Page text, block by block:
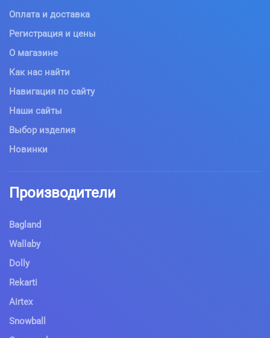
Оплата и доставка
Регистрация и цены
О магазине
Как нас найти
Навигация по сайту
Наши сайты
Выбор изделия
Новинки
Производители
Bagland
Wallaby
Dolly
Rekarti
Airtex
Snowball